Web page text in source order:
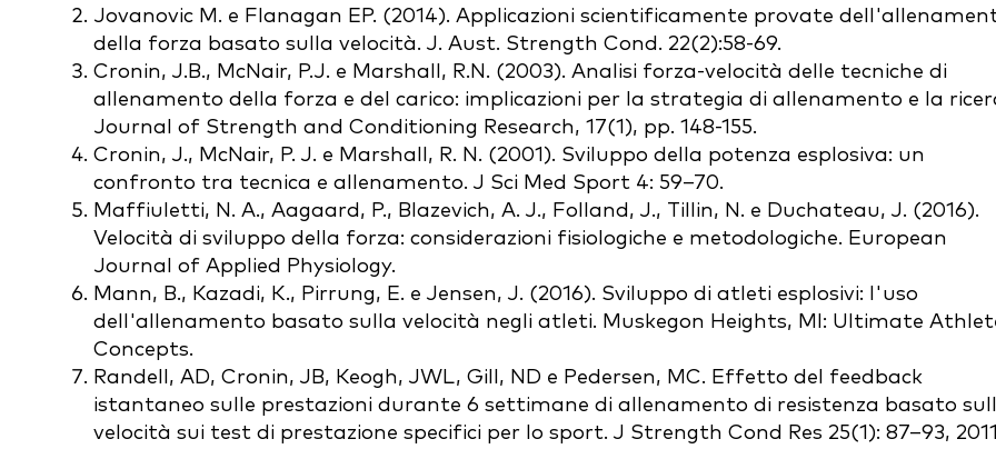
Jovanovic M. e Flanagan EP. (2014). Applicazioni scientificamente provate
della forza basato sulla velocità. J. Aust. Strength Cond. 22(2):58-69.
Cronin, J.B., McNair, P.J. e Marshall, R.N. (2003). Analisi forza-velocità delle tecniche di
allenamento della forza e del carico: implicazioni per la strategia di allenamento e la
Journal of Strength and Conditioning Research, 17(1), pp. 148-155.
Cronin, J., McNair, P. J. e Marshall, R. N. (2001). Sviluppo della potenza esplosiva: un
confronto tra tecnica e allenamento. J Sci Med Sport 4: 59–70.
Maffiuletti, N. A., Aagaard, P., Blazevich, A. J., Folland, J., Tillin, N. e Duchateau, J. (2016).
Velocità di sviluppo della forza: considerazioni fisiologiche e metodologiche. European
Journal of Applied Physiology.
Mann, B., Kazadi, K., Pirrung, E. e Jensen, J. (2016). Sviluppo di atleti esplosivi: l'uso
dell'allenamento basato sulla velocità negli atleti. Muskegon Heights, MI: Ultimate
Concepts.
Randell, AD, Cronin, JB, Keogh, JWL, Gill, ND e Pedersen, MC. Effetto del feedback
istantaneo sulle prestazioni durante 6 settimane di allenamento di resistenza basato
velocità sui test di prestazione specifici per lo sport. J Strength Cond Res 25(1): 87–93,